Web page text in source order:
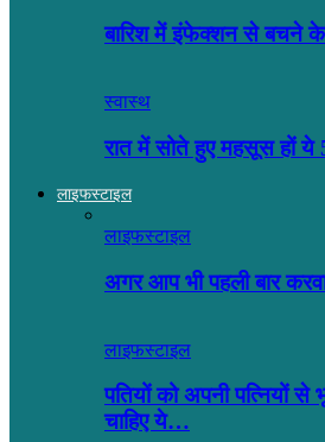
बारिश में इंफेक्शन से बचने के
स्वास्थ
रात में सोते हुए महसूस हों ये
लाइफस्टाइल
लाइफस्टाइल
अगर आप भी पहली बार
लाइफस्टाइल
पतियों को अपनी पत्नियों
चाहिए ये…